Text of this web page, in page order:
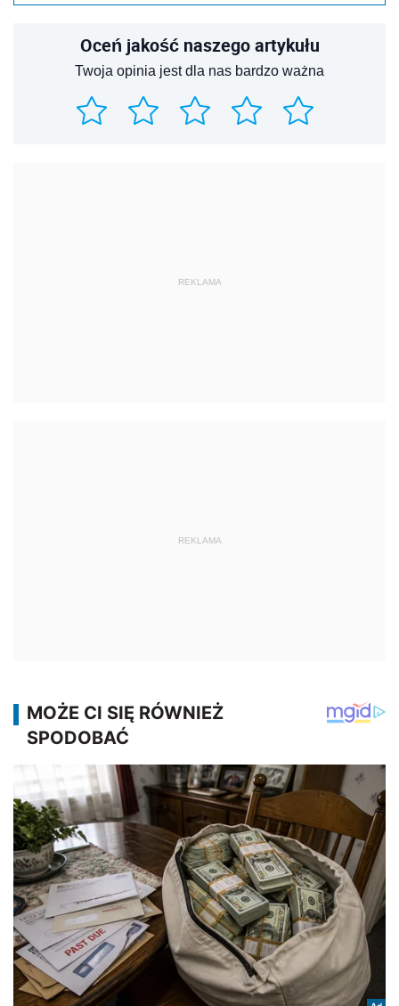
Oceń jakość naszego artykułu
Twoja opinia jest dla nas bardzo ważna
REKLAMA
REKLAMA